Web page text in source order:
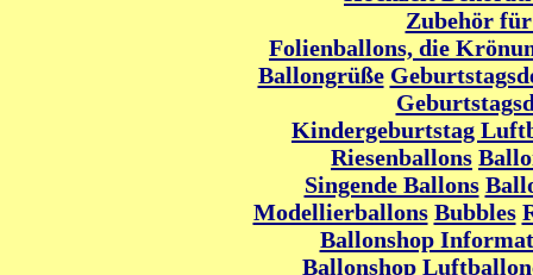
Zubehör
Folienballons, die
Ballongrüße
Kindergeburtstag
Riesenballons
Singende Ballons
Modellierballons Bubbles
Ballonshop
Ballonshop